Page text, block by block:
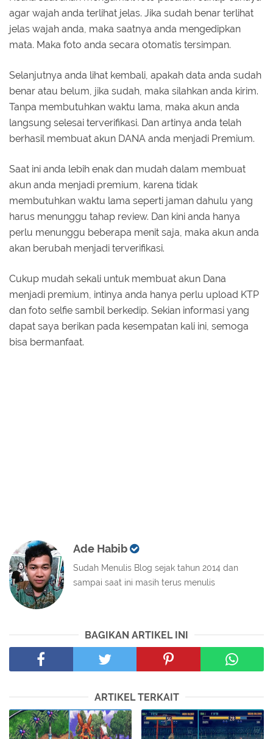
agar wajah anda terlihat jelas. Jika sudah benar terlihat
jelas wajah anda, maka saatnya anda mengedipkan
mata. Maka foto anda secara otomatis tersimpan.
Selanjutnya anda lihat kembali, apakah data anda sudah
benar atau belum, jika sudah, maka silahkan anda kirim.
Tanpa membutuhkan waktu lama, maka akun anda
langsung selesai terverifikasi. Dan artinya anda telah
berhasil membuat akun DANA anda menjadi Premium.
Saat ini anda lebih enak dan mudah dalam membuat
akun anda menjadi premium, karena tidak
membutuhkan waktu lama seperti jaman dahulu yang
harus menunggu tahap review. Dan kini anda hanya
perlu menunggu beberapa menit saja, maka akun anda
akan berubah menjadi terverifikasi.
Cukup mudah sekali untuk membuat akun Dana
menjadi premium, intinya anda hanya perlu upload KTP
dan foto selfie sambil berkedip. Sekian informasi yang
dapat saya berikan pada kesempatan kali ini, semoga
bisa bermanfaat.
Ade Habib
Sudah Menulis Blog sejak tahun 2014 dan
sampai saat ini masih terus menulis
BAGIKAN ARTIKEL INI
ARTIKEL TERKAIT